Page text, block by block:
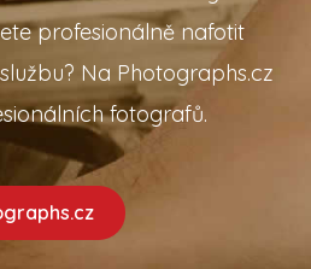
profesionálně nafotit
Na Photographs.cz
fotografů.